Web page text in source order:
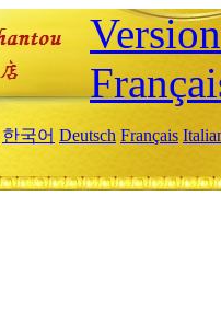
한국어 Deutsch Français